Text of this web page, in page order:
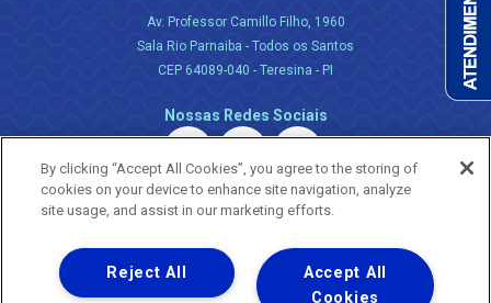
Av. Professor Camillo Filho, 1960
Sala Rio Parnaiba - Todos os Santos
CEP 64089-040 - Teresina - PI
Nossas Redes Sociais
Uma empresa
Copyright ® 2026 - Todos os Direitos Reservados.
By clicking “Accept All Cookies”, you agree to the storing of
cookies on your device to enhance site navigation, analyze
site usage, and assist in our marketing efforts.
Accept All
Cookies
Reject All